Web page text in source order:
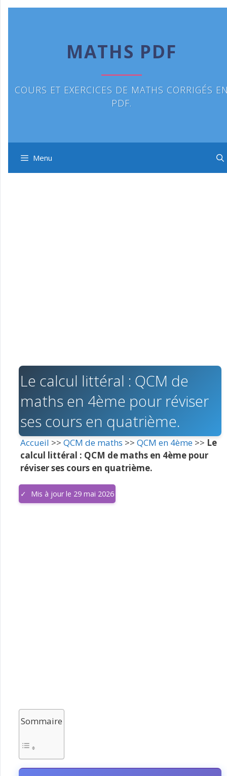
MATHS PDF
COURS ET EXERCICES DE MATHS CORRIGÉS
PDF.
Menu
Le calcul littéral : QCM de
maths en 4ème pour réviser
ses cours en quatrième.
Accueil >> QCM de maths >> QCM en 4ème >> Le
calcul littéral : QCM de maths en 4ème pour
réviser ses cours en quatrième.
Mis à jour le 29 mai 2026
Sommaire